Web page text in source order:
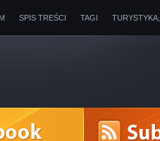
SPIS TREŚCI TAGI